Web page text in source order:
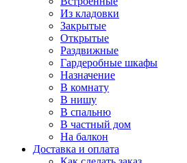
Из кладовки
Закрытые
Открытые
Раздвижные
Гардеробные шкафы
Назначение
В комнату
В нишу
В спальню
В частный дом
На балкон
Доставка и оплата